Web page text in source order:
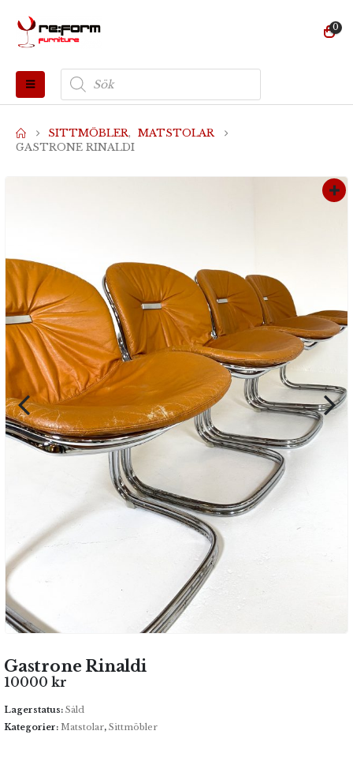
0
Produktsökning
SITTMÖBLER, MATSTOLAR
GASTRONE RINALDI
Gastrone Rinaldi
10000 kr
Lagerstatus: Såld
Kategorier: Matstolar, Sittmöbler